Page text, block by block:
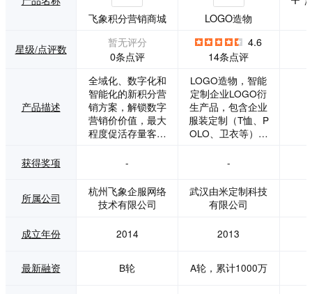
飞象积分营销商城
LOGO造物
星级/点评数
暂无评分
0条点评
4.6
14条点评
产品描述
全域化、数字化和
智能化的新积分营
销方案，解锁数字
营销价价值，最大
程度促活存量客户
计构建的底层架
构，根据实际营销
需求和业务场景，
用。多维互动，提
性，增加互动途
LOGO造物，智能
定制企业LOGO衍
生产品，包含企业
服装定制（T恤、P
OLO、卫衣等）、
户操作系统描述：
用户上传企业LOG
O，系统自动将LO
到平台所有产品
效果图。同时，用
获得奖项 - -
所属公司
杭州飞象企服网络
技术有限公司
武汉由米定制科技
有限公司
成立年份 2014 2013
最新融资 B轮 A轮，累计1000万